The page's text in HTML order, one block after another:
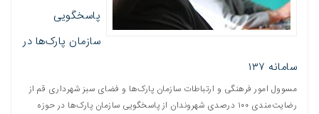
پاسخگویی
سازمان پارک‌ها در
سامانه ١٣٧
مسوول امور فرهنگی و ارتباطات سازمان پارک‌ها و فضای سبز شهرداری قم از
رضایت‌مندی ١٠٠ درصدی شهروندان از پاسخگویی سازمان پارک‌ها در حوزه